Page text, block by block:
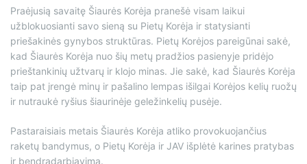
Praėjusią savaitę Šiaurės Korėja pranešė visam laikui
užblokuosianti savo sieną su Pietų Korėja ir statysianti
priešakinės gynybos struktūras. Pietų Korėjos pareigūnai sakė,
kad Šiaurės Korėja nuo šių metų pradžios pasienyje pridėjo
prieštankinių užtvarų ir klojo minas. Jie sakė, kad Šiaurės Korėja
taip pat įrengė minų ir pašalino lempas išilgai Korėjos kelių ruožų
ir nutraukė ryšius šiaurinėje geležinkelių pusėje.
Pastaraisiais metais Šiaurės Korėja atliko provokuojančius
raketų bandymus, o Pietų Korėja ir JAV išplėtė karines pratybas
ir bendradarbiavimą.